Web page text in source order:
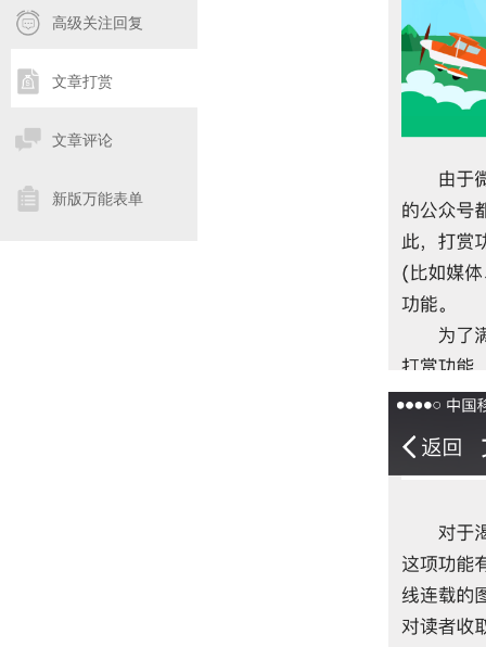
高级关注回复
文章打赏
文章评论
新版万能表单